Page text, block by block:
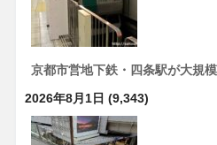
京都市営地下鉄・四条駅が大規
2026年8月1日 (9,343)